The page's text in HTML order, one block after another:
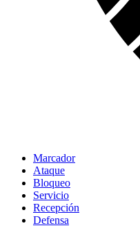
Marcador
Ataque
Bloqueo
Servicio
Recepción
Defensa